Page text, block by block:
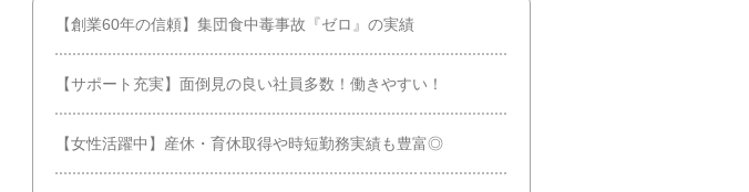
【創業60年の信頼】集団食中毒事故『ゼロ』の実績
【サポート充実】面倒見の良い社員多数！働きやすい！
【女性活躍中】産休・育休取得や時短勤務実績も豊富◎